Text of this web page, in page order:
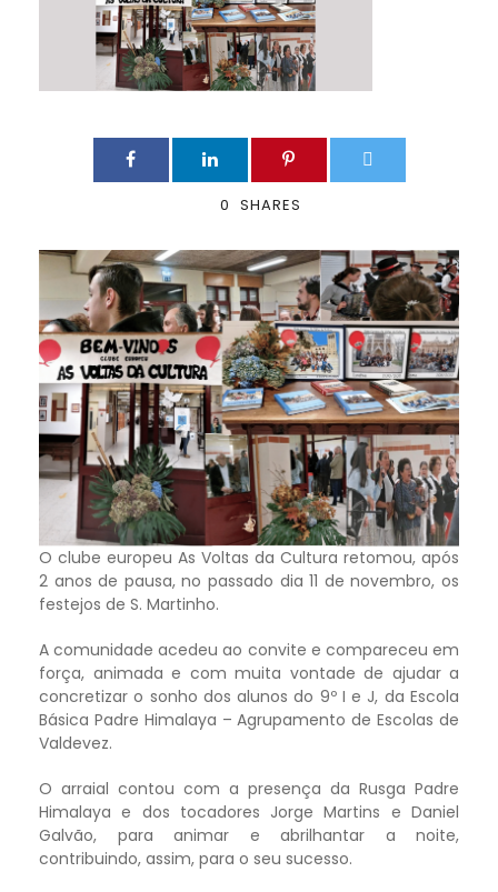
0 SHARES
O clube europeu As Voltas da Cultura retomou, após
2 anos de pausa, no passado dia 11 de novembro, os
festejos de S. Martinho.
A comunidade acedeu ao convite e compareceu em
força, animada e com muita vontade de ajudar a
concretizar o sonho dos alunos do 9º I e J, da Escola
Básica Padre Himalaya – Agrupamento de Escolas de
Valdevez.
O arraial contou com a presença da Rusga Padre
Himalaya e dos tocadores Jorge Martins e Daniel
Galvão, para animar e abrilhantar a noite,
contribuindo, assim, para o seu sucesso.